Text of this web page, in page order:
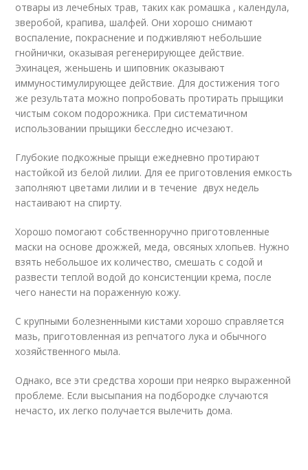
отвары из лечебных трав, таких как ромашка , календула,
зверобой, крапива, шалфей. Они хорошо снимают
воспаление, покраснение и подживляют небольшие
гнойнички, оказывая регенерирующее действие.
Эхинацея, женьшень и шиповник оказывают
иммуностимулирующее действие. Для достижения того
же результата можно попробовать протирать прыщики
чистым соком подорожника. При систематичном
использовании прыщики бесследно исчезают.
Глубокие подкожные прыщи ежедневно протирают
настойкой из белой лилии. Для ее приготовления емкость
заполняют цветами лилии и в течение двух недель
настаивают на спирту.
Хорошо помогают собственноручно приготовленные
маски на основе дрожжей, меда, овсяных хлопьев. Нужно
взять небольшое их количество, смешать с содой и
развести теплой водой до консистенции крема, после
чего нанести на пораженную кожу.
С крупными болезненными кистами хорошо справляется
мазь, приготовленная из репчатого лука и обычного
хозяйственного мыла.
Однако, все эти средства хороши при неярко выраженной
проблеме. Если высыпания на подбородке случаются
нечасто, их легко получается вылечить дома.